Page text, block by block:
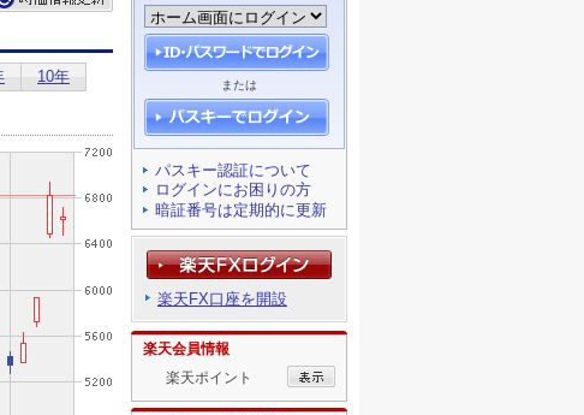
または
パスキー認証について
ログインにお困りの方
暗証番号は定期的に更新
楽天FX口座を開設
楽天会員情報
楽天ポイント